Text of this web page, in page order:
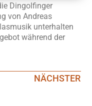
Dingolfinger
von Andreas
unterhalten
während der
NÄCHSTER